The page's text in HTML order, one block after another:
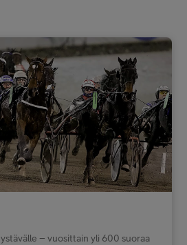
– vuosittain yli 600 suoraa